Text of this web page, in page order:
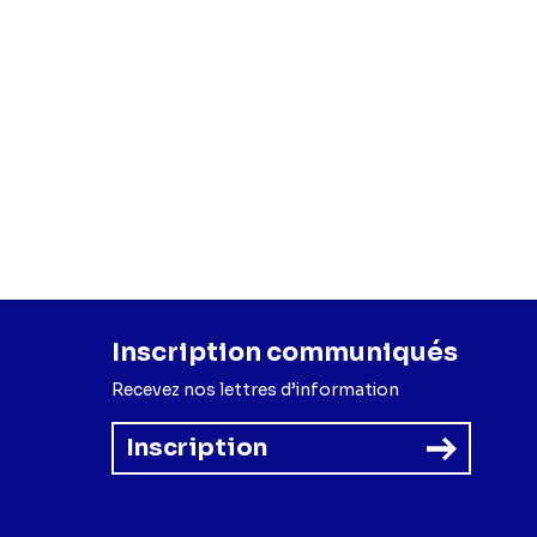
Inscription communiqués
Recevez nos lettres d’information
Inscription